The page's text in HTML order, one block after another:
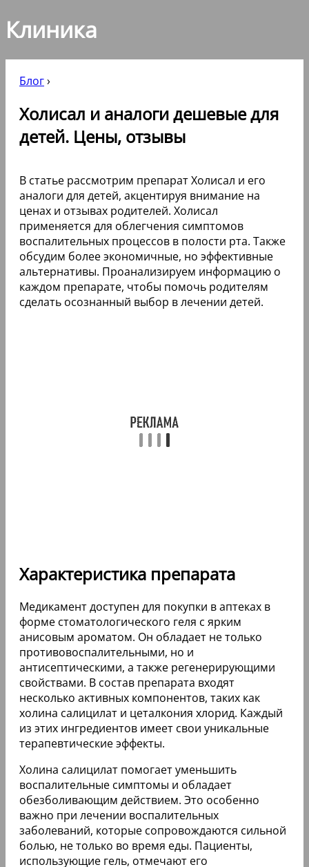
Клиника
Блог›
Холисал и аналоги дешевые для
детей. Цены, отзывы
В статье рассмотрим препарат Холисал и его
аналоги для детей, акцентируя внимание на
ценах и отзывах родителей. Холисал
применяется для облегчения симптомов
воспалительных процессов в полости рта. Также
обсудим более экономичные, но эффективные
альтернативы. Проанализируем информацию о
каждом препарате, чтобы помочь родителям
сделать осознанный выбор в лечении детей.
Характеристика препарата
Медикамент доступен для покупки в аптеках в
форме стоматологического геля с ярким
анисовым ароматом. Он обладает не только
противовоспалительными, но и
антисептическими, а также регенерирующими
свойствами. В состав препарата входят
несколько активных компонентов, таких как
холина салицилат и цеталкония хлорид. Каждый
из этих ингредиентов имеет свои уникальные
терапевтические эффекты.
Холина салицилат помогает уменьшить
воспалительные симптомы и обладает
обезболивающим действием. Это особенно
важно при лечении воспалительных
заболеваний, которые сопровождаются сильной
болью, не только во время еды. Пациенты,
использующие гель, отмечают его